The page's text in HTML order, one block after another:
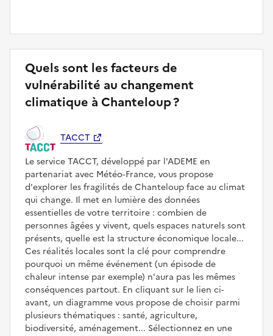
Quels sont les facteurs de
vulnérabilité au changement
climatique à Chanteloup ?
TACCT
Le service TACCT, développé par l'ADEME en
partenariat avec Météo‑France, vous propose
d'explorer les fragilités de Chanteloup face au climat
qui change. Il met en lumière des données
essentielles de votre territoire : combien de
personnes âgées y vivent, quels espaces naturels sont
présents, quelle est la structure économique locale...
Ces réalités locales sont la clé pour comprendre
pourquoi un même événement (un épisode de
chaleur intense par exemple) n'aura pas les mêmes
conséquences partout. En cliquant sur le lien ci-
avant, un diagramme vous propose de choisir parmi
plusieurs thématiques : santé, agriculture,
biodiversité, aménagement... Sélectionnez en une